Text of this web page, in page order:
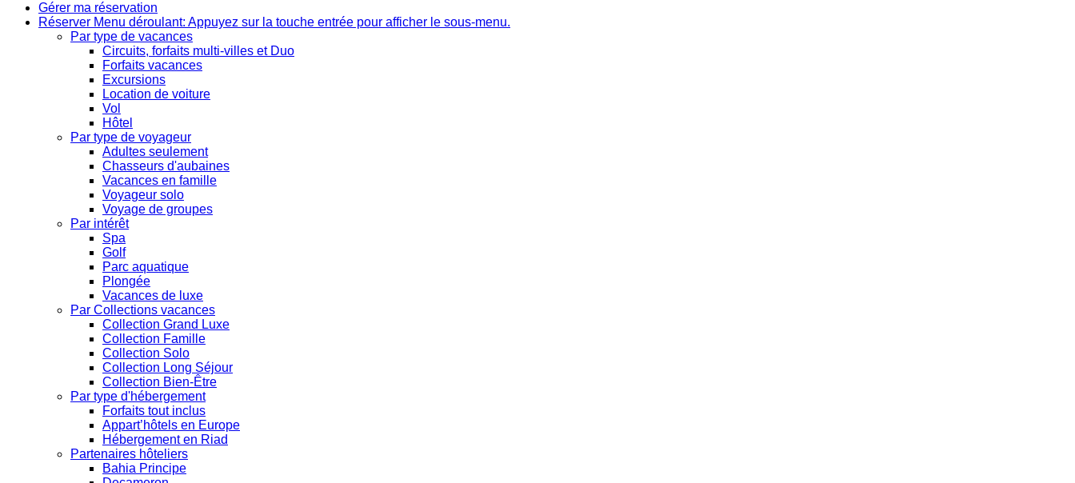
Gérer ma réservation
Réserver Menu déroulant: Appuyez sur la touche entrée pour afficher le sous-menu.
Par type de vacances
Circuits, forfaits multi-villes et Duo
Forfaits vacances
Excursions
Location de voiture
Vol
Hôtel
Par type de voyageur
Adultes seulement
Chasseurs d'aubaines
Vacances en famille
Voyageur solo
Voyage de groupes
Par intérêt
Spa
Golf
Parc aquatique
Plongée
Vacances de luxe
Par Collections vacances
Collection Grand Luxe
Collection Famille
Collection Solo
Collection Long Séjour
Collection Bien-Être
Par type d'hébergement
Forfaits tout inclus
Appart’hôtels en Europe
Hébergement en Riad
Partenaires hôteliers
Bahia Principe